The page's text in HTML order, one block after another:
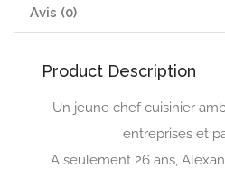
Avis (0)
Product Description
Un jeune chef cuisinier
entreprises et
A seulement 26 ans,